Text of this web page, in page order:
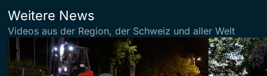
Weitere News
Videos aus der Region, der Schweiz und aller Welt